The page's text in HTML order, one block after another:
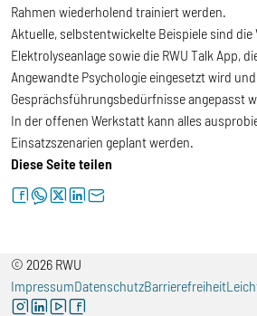
Rahmen wiederholend trainiert werden.
Aktuelle, selbstentwickelte Beispiele sind die
Elektrolyseanlage sowie die RWU Talk App,
Angewandte Psychologie eingesetzt wird
Gesprächsführungsbedürfnisse angepasst
In der offenen Werkstatt kann alles
Einsatzszenarien geplant werden.
Diese Seite teilen
facebookwhatsapptwitterlinkedinletter
© 2026 RWU
ImpressumDatenschutzBarrierefreiheit
instagramlinkedinyoutubefacebook